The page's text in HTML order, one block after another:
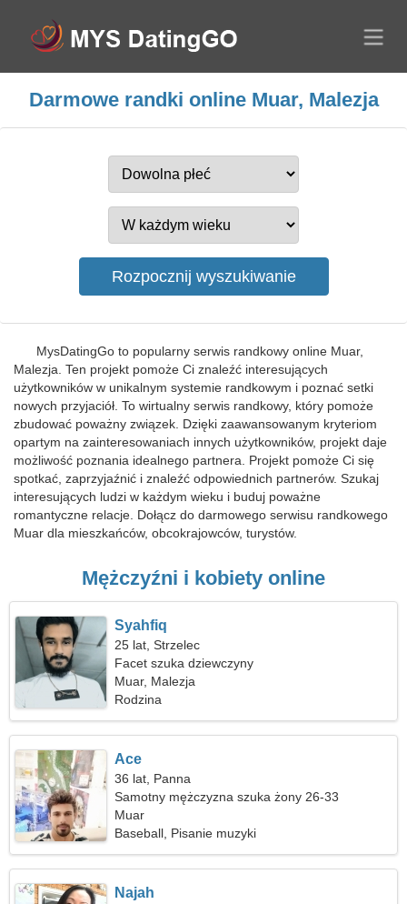
Darmowe randki online Muar, Malezja
MysDatingGo to popularny serwis randkowy online Muar,
Malezja. Ten projekt pomoże Ci znaleźć interesujących
użytkowników w unikalnym systemie randkowym i poznać setki
nowych przyjaciół. To wirtualny serwis randkowy, który pomoże
zbudować poważny związek. Dzięki zaawansowanym kryteriom
opartym na zainteresowaniach innych użytkowników, projekt daje
możliwość poznania idealnego partnera. Projekt pomoże Ci się
spotkać, zaprzyjaźnić i znaleźć odpowiednich partnerów. Szukaj
interesujących ludzi w każdym wieku i buduj poważne
romantyczne relacje. Dołącz do darmowego serwisu randkowego
Muar dla mieszkańców, obcokrajowców, turystów.
Mężczyźni i kobiety online
Syahfiq
25 lat, Strzelec
Facet szuka dziewczyny
Muar, Malezja
Rodzina
Ace
36 lat, Panna
Samotny mężczyzna szuka żony 26-33
Muar
Baseball, Pisanie muzyki
Najah